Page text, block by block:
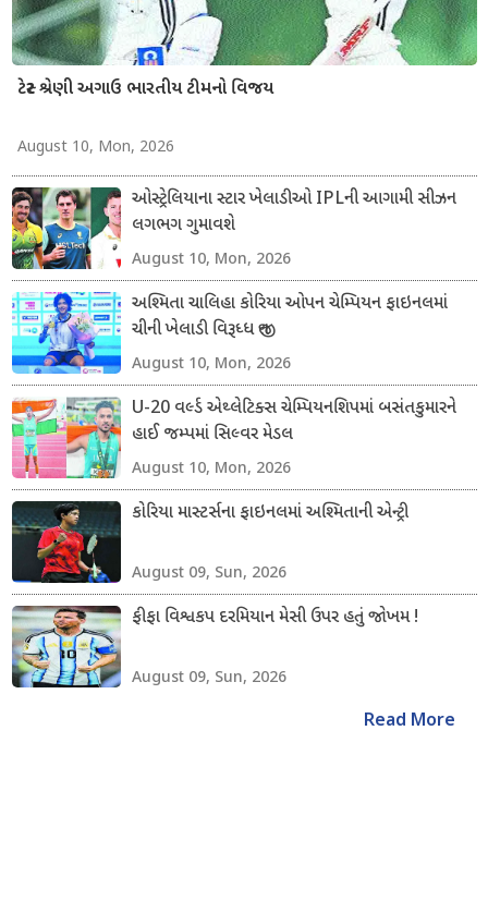
ટેસ્ટ શ્રેણી અગાઉ ભારતીય ટીમનો વિજય
August 10, Mon, 2026
ઓસ્ટ્રેલિયાના સ્ટાર ખેલાડીઓ IPLની આગામી સીઝન
લગભગ ગુમાવશે
August 10, Mon, 2026
અશ્મિતા ચાલિહા કોરિયા ઓપન ચેમ્પિયન ફાઇનલમાં
ચીની ખેલાડી વિરૂધ્ધ જીત
August 10, Mon, 2026
U-20 વર્લ્ડ એથ્લેટિક્સ ચેમ્પિયનશિપમાં બસંતકુમારને
હાઈ જમ્પમાં સિલ્વર મેડલ
August 10, Mon, 2026
કોરિયા માસ્ટર્સના ફાઇનલમાં અશ્મિતાની એન્ટ્રી
August 09, Sun, 2026
ફીફા વિશ્વકપ દરમિયાન મેસી ઉપર હતું જોખમ !
August 09, Sun, 2026
Read More